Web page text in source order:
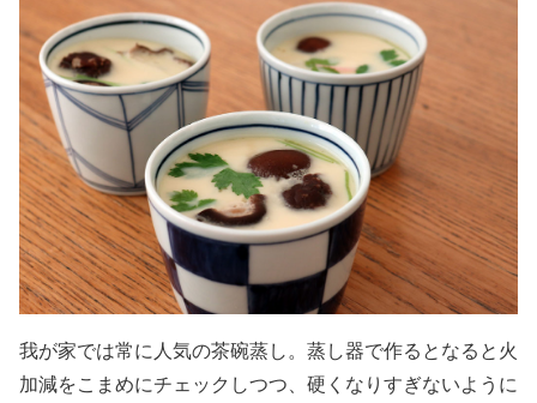
我が家では常に人気の茶碗蒸し。蒸し器で作るとなると火
加減をこまめにチェックしつつ、硬くなりすぎないように